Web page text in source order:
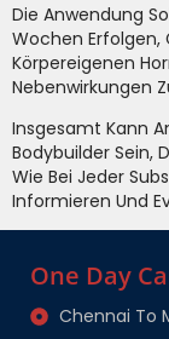
Die Anwendung
Wochen Erfolgen,
Körpereigenen
Nebenwirkungen
Insgesamt Kann
Bodybuilder Sein,
Wie Bei Jeder
Informieren Und
One Day
Chennai To